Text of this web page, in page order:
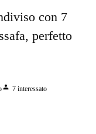
con 7
perfetto
person 7 interessato